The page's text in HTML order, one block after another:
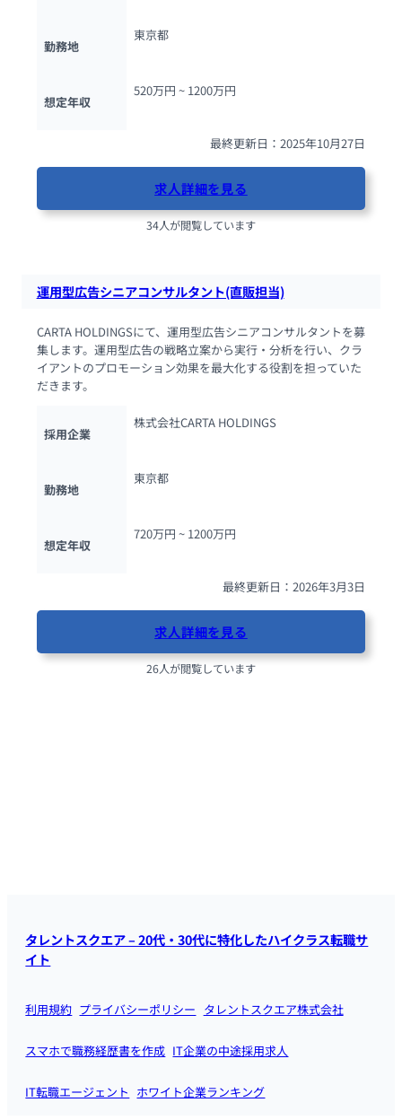
勤務地
東京都
想定年収
520万円 ~ 1200万円
最終更新日：2025年10月27日
求人詳細を見る
34人が閲覧しています
運用型広告シニアコンサルタント(直販担当)
CARTA HOLDINGSにて、運用型広告シニアコンサルタントを募
集します。運用型広告の戦略立案から実行・分析を行い、クラ
イアントのプロモーション効果を最大化する役割を担っていた
だきます。
採用企業
株式会社CARTA HOLDINGS
勤務地
東京都
想定年収
720万円 ~ 1200万円
最終更新日：2026年3月3日
求人詳細を見る
26人が閲覧しています
タレントスクエア – 20代・30代に特化したハイクラス転職サ
イト
利用規約 プライバシーポリシー タレントスクエア株式会社
スマホで職務経歴書を作成 IT企業の中途採用求人
IT転職エージェント ホワイト企業ランキング